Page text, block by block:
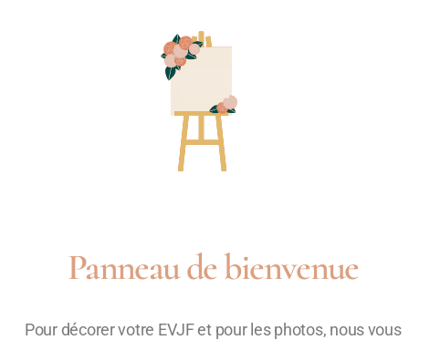
Panneau de bienvenue
Pour décorer votre EVJF et pour les photos, nous vous